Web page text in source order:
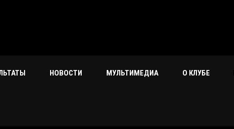
НОВОСТИ МУЛЬТИМЕДИА О КЛУБЕ